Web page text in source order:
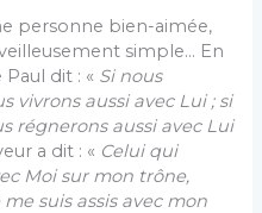
personne bien-aimée,
simple… En
dit : « Si nous
vivrons aussi avec Lui ; si
régnerons aussi avec Lui
a dit : « Celui qui
Moi sur mon trône,
suis assis avec mon